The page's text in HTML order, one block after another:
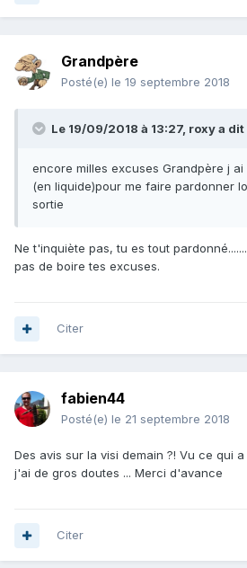
Grandpère
Posté(e) le 19 septembre 2018
Le 19/09/2018 à 13:27, roxya dit
encore milles excuses Grandpère j
(en liquide)pour me faire pardonner
sortie
Ne t'inquiète pas, tu es tout
pas de boire tes excuses.
Citer
fabien44
Posté(e) le 21 septembre 2018
Des avis sur la visi demain ?! Vu ce qui
j'ai de gros doutes ... Merci d'avance
Citer